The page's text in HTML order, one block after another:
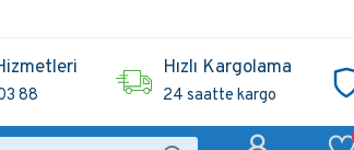
88
Hızlı Kargolama
24 saatte kargo